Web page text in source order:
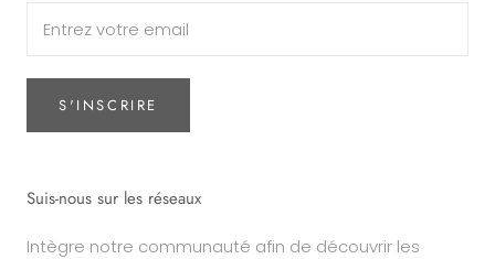
S'INSCRIRE
Suis-nous sur les réseaux
Intègre notre communauté afin de découvrir les